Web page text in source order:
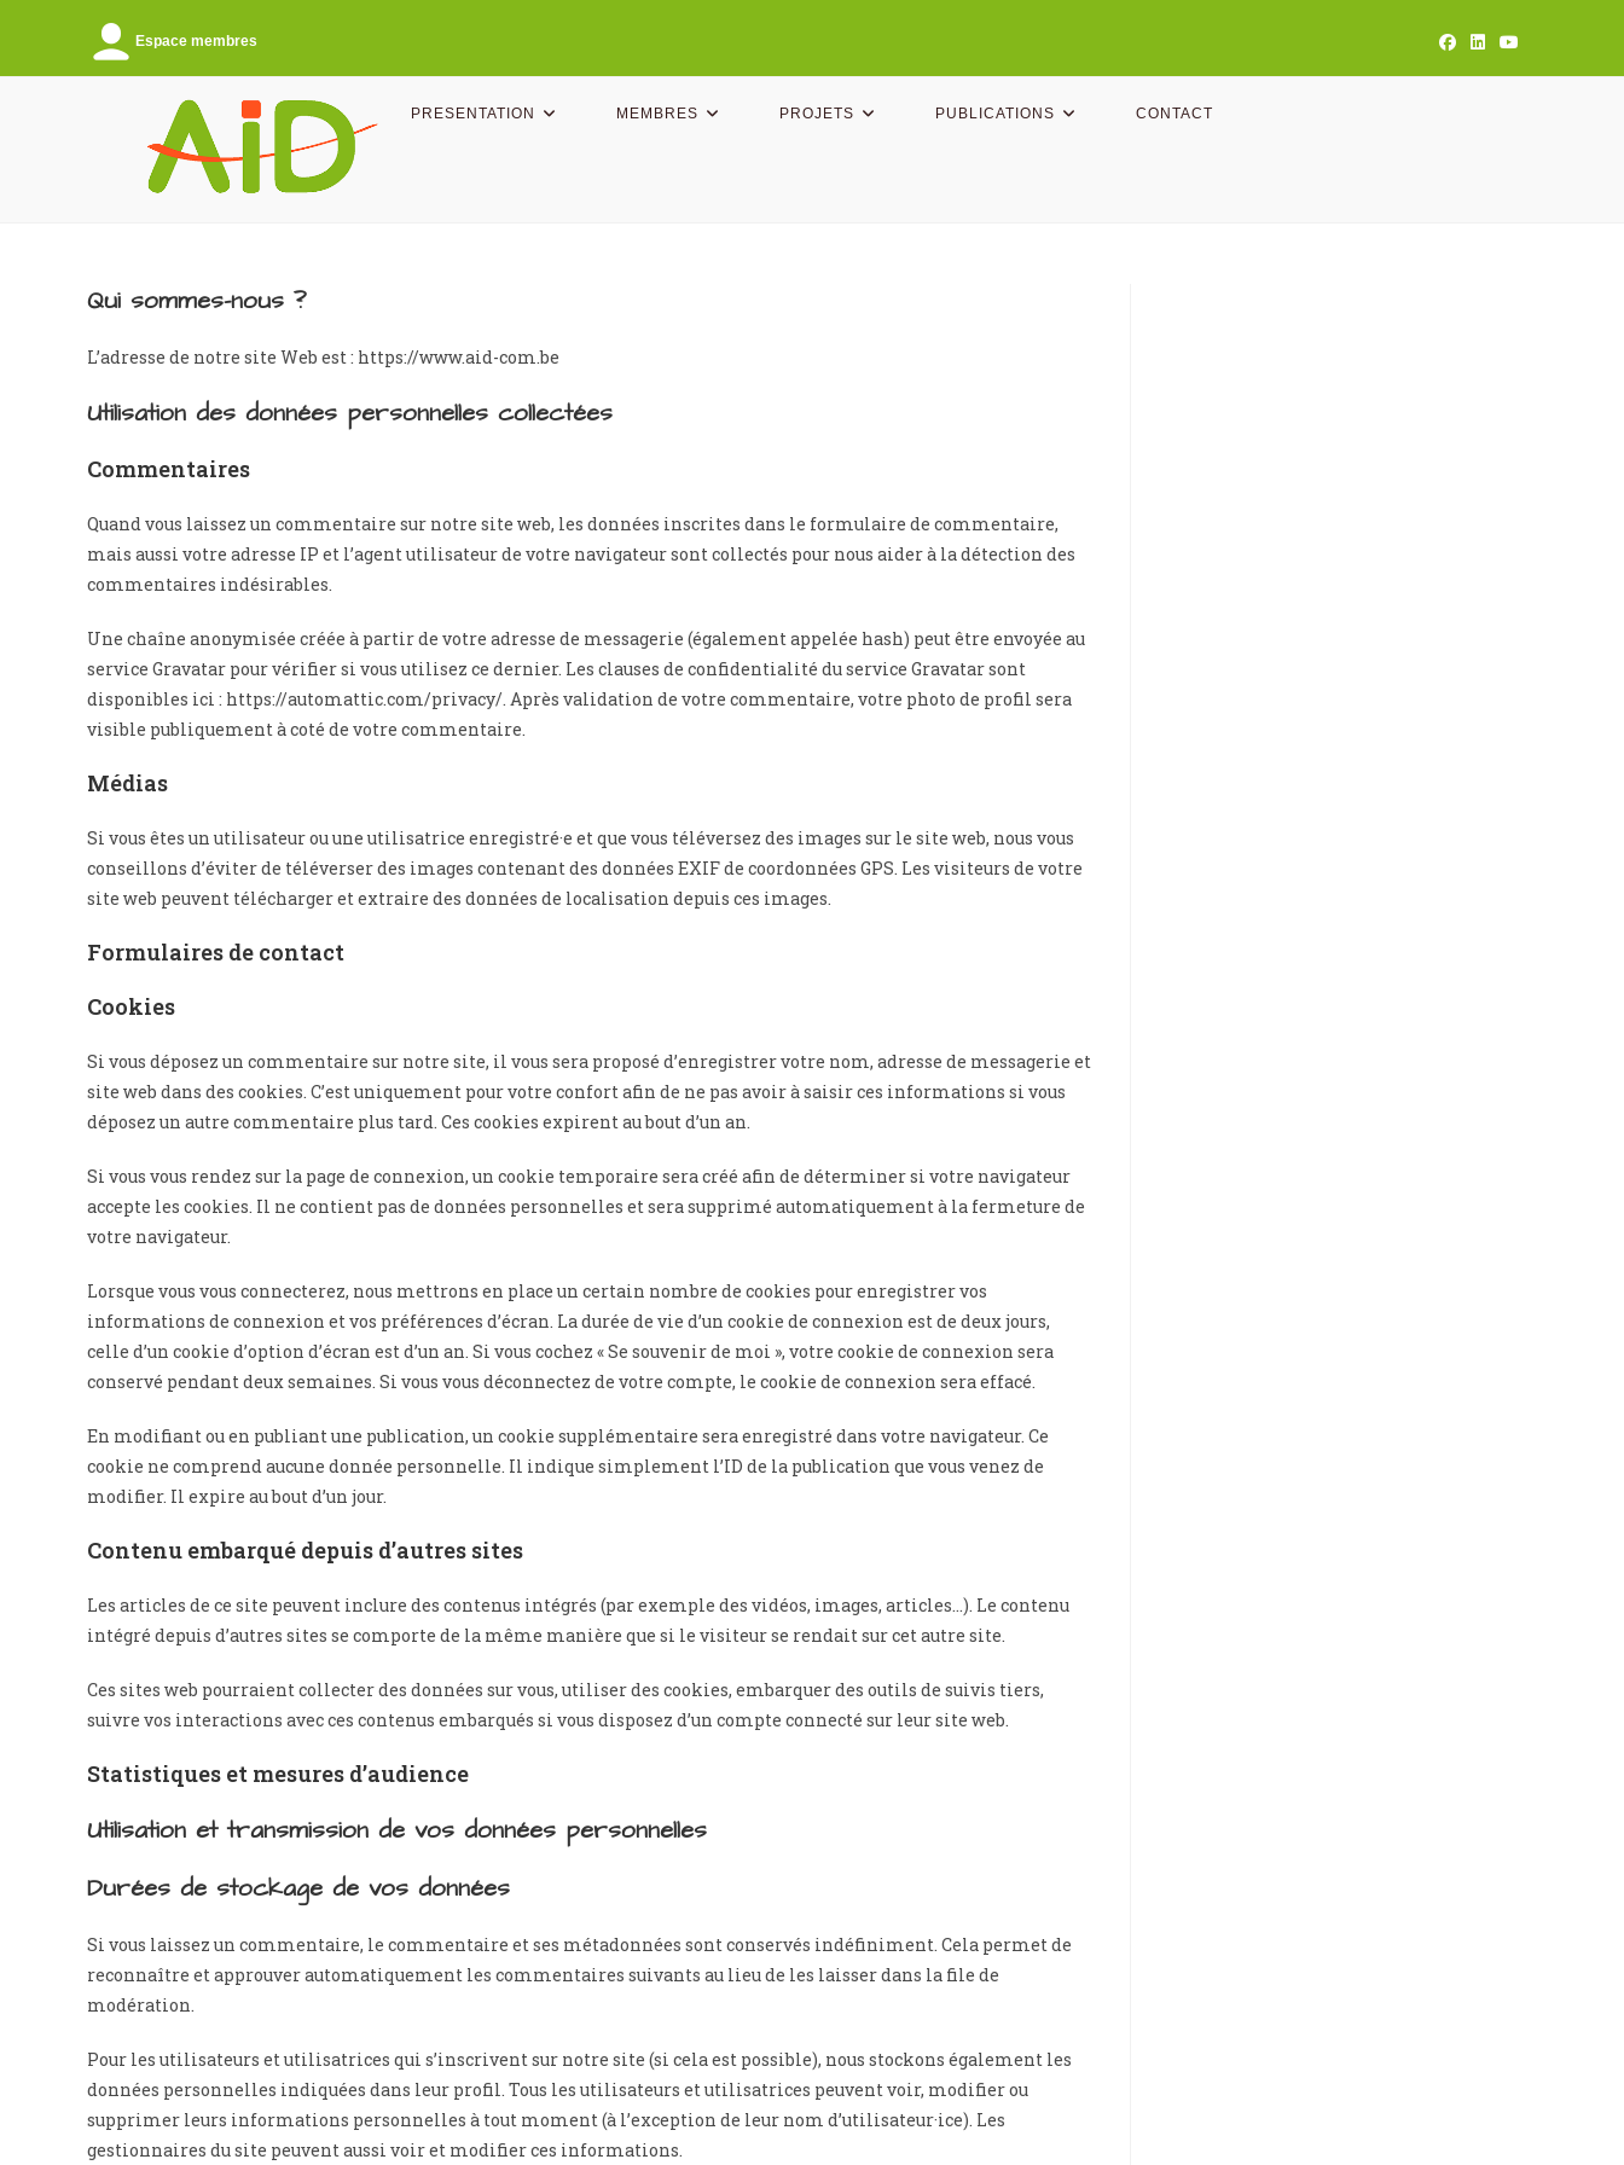
content
Espace membres
PRESENTATION MEMBRES PROJETS PUBLICATIONS CONTACT
Qui sommes-nous ?
L’adresse de notre site Web est : https://www.aid-com.be
Utilisation des données personnelles collectées
Commentaires
Quand vous laissez un commentaire sur notre site web, les données inscrites dans le formulaire de commentaire,
mais aussi votre adresse IP et l’agent utilisateur de votre navigateur sont collectés pour nous aider à la détection des
commentaires indésirables.
Une chaîne anonymisée créée à partir de votre adresse de messagerie (également appelée hash) peut être envoyée au
service Gravatar pour vérifier si vous utilisez ce dernier. Les clauses de confidentialité du service Gravatar sont
disponibles ici : https://automattic.com/privacy/. Après validation de votre commentaire, votre photo de profil sera
visible publiquement à coté de votre commentaire.
Médias
Si vous êtes un utilisateur ou une utilisatrice enregistré·e et que vous téléversez des images sur le site web, nous vous
conseillons d’éviter de téléverser des images contenant des données EXIF de coordonnées GPS. Les visiteurs de votre
site web peuvent télécharger et extraire des données de localisation depuis ces images.
Formulaires de contact
Cookies
Si vous déposez un commentaire sur notre site, il vous sera proposé d’enregistrer votre nom, adresse de messagerie et
site web dans des cookies. C’est uniquement pour votre confort afin de ne pas avoir à saisir ces informations si vous
déposez un autre commentaire plus tard. Ces cookies expirent au bout d’un an.
Si vous vous rendez sur la page de connexion, un cookie temporaire sera créé afin de déterminer si votre navigateur
accepte les cookies. Il ne contient pas de données personnelles et sera supprimé automatiquement à la fermeture de
votre navigateur.
Lorsque vous vous connecterez, nous mettrons en place un certain nombre de cookies pour enregistrer vos
informations de connexion et vos préférences d’écran. La durée de vie d’un cookie de connexion est de deux jours,
celle d’un cookie d’option d’écran est d’un an. Si vous cochez « Se souvenir de moi », votre cookie de connexion sera
conservé pendant deux semaines. Si vous vous déconnectez de votre compte, le cookie de connexion sera effacé.
En modifiant ou en publiant une publication, un cookie supplémentaire sera enregistré dans votre navigateur. Ce
cookie ne comprend aucune donnée personnelle. Il indique simplement l’ID de la publication que vous venez de
modifier. Il expire au bout d’un jour.
Contenu embarqué depuis d’autres sites
Les articles de ce site peuvent inclure des contenus intégrés (par exemple des vidéos, images, articles…). Le contenu
intégré depuis d’autres sites se comporte de la même manière que si le visiteur se rendait sur cet autre site.
Ces sites web pourraient collecter des données sur vous, utiliser des cookies, embarquer des outils de suivis tiers,
suivre vos interactions avec ces contenus embarqués si vous disposez d’un compte connecté sur leur site web.
Statistiques et mesures d’audience
Utilisation et transmission de vos données personnelles
Durées de stockage de vos données
Si vous laissez un commentaire, le commentaire et ses métadonnées sont conservés indéfiniment. Cela permet de
reconnaître et approuver automatiquement les commentaires suivants au lieu de les laisser dans la file de
modération.
Pour les utilisateurs et utilisatrices qui s’inscrivent sur notre site (si cela est possible), nous stockons également les
données personnelles indiquées dans leur profil. Tous les utilisateurs et utilisatrices peuvent voir, modifier ou
supprimer leurs informations personnelles à tout moment (à l’exception de leur nom d’utilisateur·ice). Les
gestionnaires du site peuvent aussi voir et modifier ces informations.